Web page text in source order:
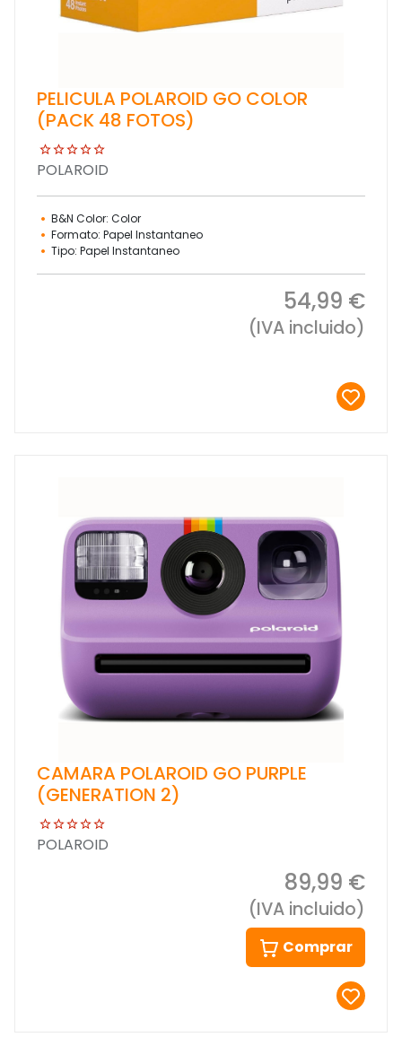
PELICULA POLAROID GO COLOR
(PACK 48 FOTOS)
POLAROID
B&N Color: Color
Formato: Papel Instantaneo
Tipo: Papel Instantaneo
54,99 €
(IVA incluido)
CAMARA POLAROID GO PURPLE
(GENERATION 2)
POLAROID
89,99 €
(IVA incluido)
Comprar